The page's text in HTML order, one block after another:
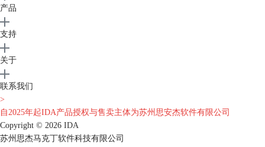
产品
支持
关于
联系我们
>
自2025年起IDA产品授权与售卖主体为苏州思安杰软件有限公司
Copyright © 2026 IDA
苏州思杰马克丁软件科技有限公司